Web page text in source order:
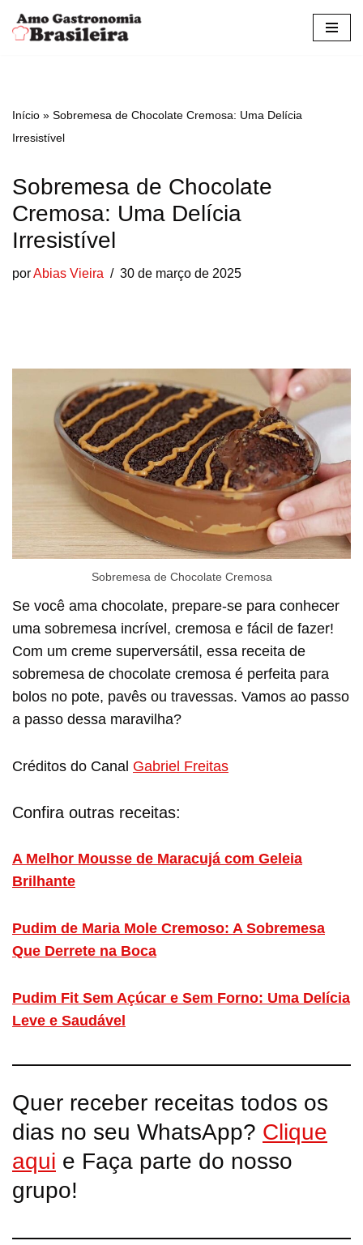
Pular
conteúdo
Início » Sobremesa de Chocolate Cremosa: Uma Delícia
Irresistível
Sobremesa de Chocolate
Cremosa: Uma Delícia
Irresistível
porAbias Vieira 30 de março de 2025
Sobremesa de Chocolate Cremosa
Se você ama chocolate, prepare-se para conhecer
uma sobremesa incrível, cremosa e fácil de fazer!
Com um creme superversátil, essa receita de
sobremesa de chocolate cremosa é perfeita para
bolos no pote, pavês ou travessas. Vamos ao passo
a passo dessa maravilha?
Créditos do Canal Gabriel Freitas
Confira outras receitas:
A Melhor Mousse de Maracujá com Geleia
Brilhante
Pudim de Maria Mole Cremoso: A Sobremesa
Que Derrete na Boca
Pudim Fit Sem Açúcar e Sem Forno: Uma Delícia
Leve e Saudável
Quer receber receitas todos os
dias no seu WhatsApp? Clique
aqui e Faça parte do nosso
grupo!